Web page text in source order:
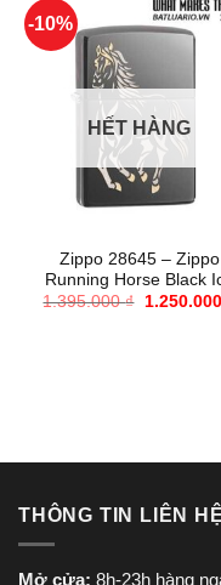
-10%
HẾT HÀNG
Zippo 28645 – Zippo
Running Horse Black
1.395.000₫
Giá
1.250.000
THÔNG TIN LIÊN HỆ
Mở cửa: 8h-23h hàng